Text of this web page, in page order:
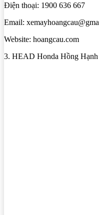
Điện thoại: 1900 636 667
Email:
Website: hoangcau.com
3. HEAD Honda Hồng